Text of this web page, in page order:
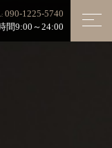
090-1225-5740
9:00～24:00